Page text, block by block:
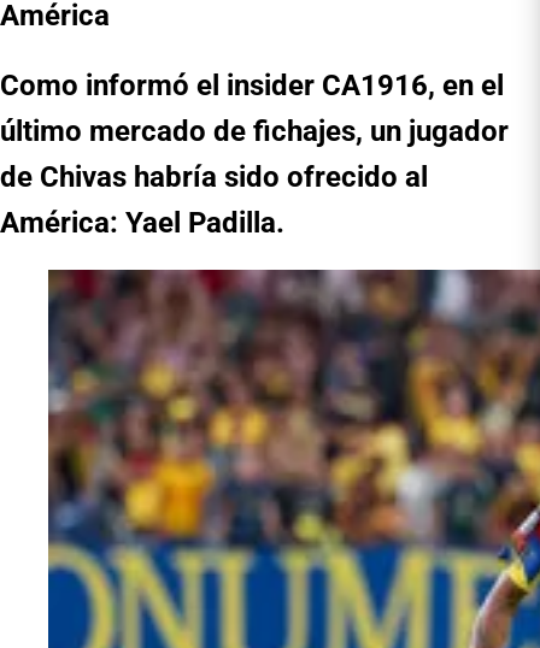
América
Como informó el insider CA1916, en el
último mercado de fichajes, un jugador
de Chivas habría sido ofrecido al
América: Yael Padilla.